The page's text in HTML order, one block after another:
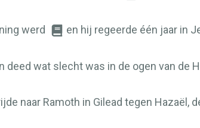
werd
en hij regeerde één jaar in
deed wat slecht was in de ogen van de
naar Ramoth in Gilead tegen Hazaël,